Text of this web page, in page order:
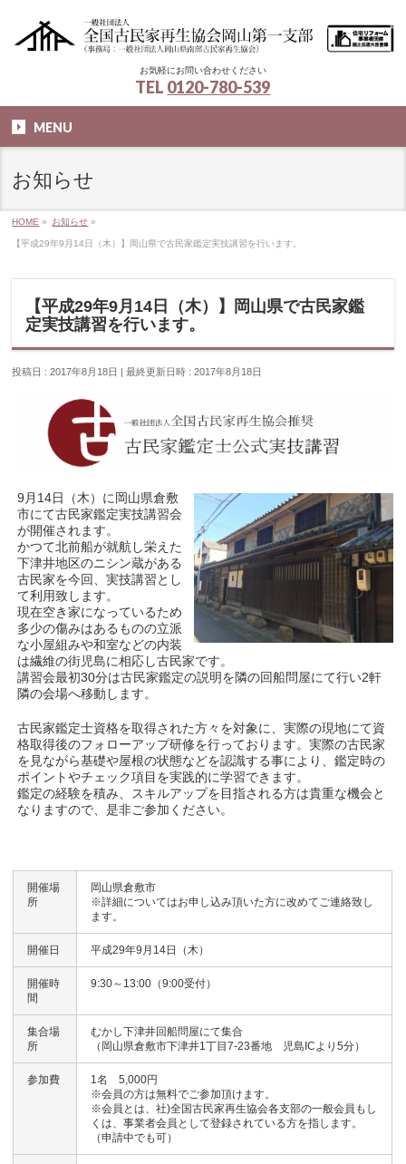
お気軽にお問い合わせください
TEL 0120-780-539
MENU
お知らせ
HOME » お知らせ »
【平成29年9月14日（木）】岡山県で古民家鑑定実技講習を行います。
【平成29年9月14日（木）】岡山県で古民家鑑
定実技講習を行います。
投稿日 : 2017年8月18日 最終更新日時 : 2017年8月18日
9月14日（木）に岡山県倉敷
市にて古民家鑑定実技講習会
が開催されます。
かつて北前船が就航し栄えた
下津井地区のニシン蔵がある
古民家を今回、実技講習とし
て利用致します。
現在空き家になっているため
多少の傷みはあるものの立派
な小屋組みや和室などの内装
は繊維の街児島に相応し古民家です。
講習会最初30分は古民家鑑定の説明を隣の回船問屋にて行い2軒
隣の会場へ移動します。
古民家鑑定士資格を取得された方々を対象に、実際の現地にて資
格取得後のフォローアップ研修を行っております。実際の古民家
を見ながら基礎や屋根の状態などを認識する事により、鑑定時の
ポイントやチェック項目を実践的に学習できます。
鑑定の経験を積み、スキルアップを目指される方は貴重な機会と
なりますので、是非ご参加ください。
開催場
所
岡山県倉敷市
※詳細についてはお申し込み頂いた方に改めてご連絡致し
ます。
開催日 平成29年9月14日（木）
開催時
間
9:30～13:00（9:00受付）
集合場
所
むかし下津井回船問屋にて集合
（岡山県倉敷市下津井1丁目7-23番地 児島ICより5分）
参加費
1名 5,000円
※会員の方は無料でご参加頂けます。
※会員とは、社)全国古民家再生協会各支部の一般会員もし
くは、事業者会員として登録されている方を指します。
（申請中でも可）